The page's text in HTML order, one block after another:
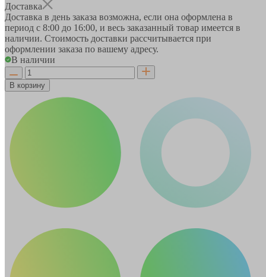
Доставка
Доставка в день заказа возможна, если она оформлена в
период с 8:00 до 16:00, и весь заказанный товар имеется в
наличии. Стоимость доставки рассчитывается при
оформлении заказа по вашему адресу.
В наличии
В корзину